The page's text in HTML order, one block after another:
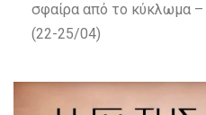
σφαίρα από το κύκλωμα –
(22-25/04)